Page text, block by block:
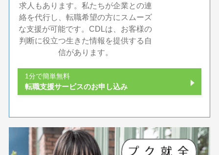
求人もあります。私たちが企業との連
絡を代行し、転職希望の方にスムーズ
な支援が可能です。CDLは、お客様の
判断に役立つ生きた情報を提供する自
信があります。
1分で簡単無料
転職支援サービスのお申し込み